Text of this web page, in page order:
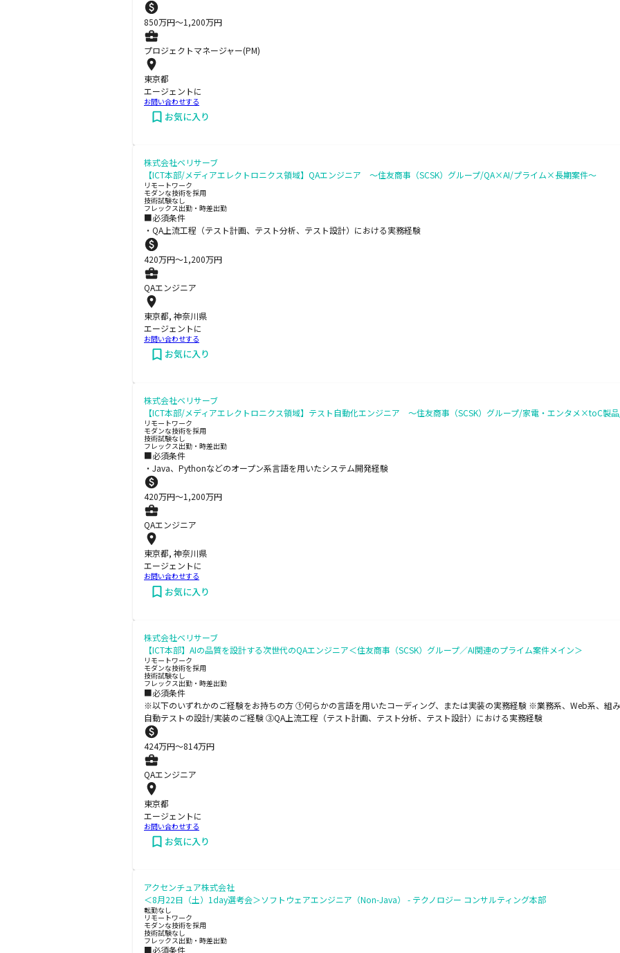
850万円〜1,200万円
プロジェクトマネージャー(PM)
東京都
エージェントに
お問い合わせする
お気に入り
株式会社ベリサーブ
【ICT本部/メディアエレクトロニクス領域】QAエンジニア ～住友商事（SCSK）グループ/QA×AI/プライム×長期案件～
リモートワーク
モダンな技術を採用
技術試験なし
フレックス出勤・時差出勤
■必須条件
・QA上流工程（テスト計画、テスト分析、テスト設計）における実務経験
420万円〜1,200万円
QAエンジニア
東京都, 神奈川県
エージェントに
お問い合わせする
お気に入り
株式会社ベリサーブ
【ICT本部/メディアエレクトロニクス領域】テスト自動化エンジニア ～住友商事（SCSK）グループ/家電・エンタメ×toC製
リモートワーク
モダンな技術を採用
技術試験なし
フレックス出勤・時差出勤
■必須条件
・Java、Pythonなどのオープン系言語を用いたシステム開発経験
420万円〜1,200万円
QAエンジニア
東京都, 神奈川県
エージェントに
お問い合わせする
お気に入り
株式会社ベリサーブ
【ICT本部】AIの品質を設計する次世代のQAエンジニア＜住友商事（SCSK）グループ／AI関連のプライム案件メイン＞
リモートワーク
モダンな技術を採用
技術試験なし
フレックス出勤・時差出勤
■必須条件
※以下のいずれかのご経験をお持ちの方 ①何らかの言語を用いたコーディング、または実装の実務経験 ※業務系、Web系、組
自動テストの設計/実装のご経験 ③QA上流工程（テスト計画、テスト分析、テスト設計）における実務経験
424万円〜814万円
QAエンジニア
東京都
エージェントに
お問い合わせする
お気に入り
アクセンチュア株式会社
＜8月22日（土）1day選考会＞ソフトウェアエンジニア（Non-Java） - テクノロジー コンサルティング本部
転勤なし
リモートワーク
モダンな技術を採用
技術試験なし
フレックス出勤・時差出勤
■必須条件